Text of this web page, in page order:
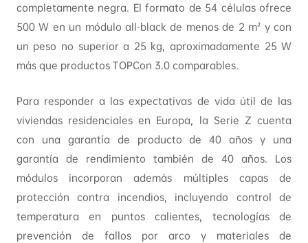
completamente negra. El formato de 54 células ofrece
500 W en un módulo all-black de menos de 2 m² y con
un peso no superior a 25 kg, aproximadamente 25 W
más que productos TOPCon 3.0 comparables.
Para responder a las expectativas de vida útil de las
viviendas residenciales en Europa, la Serie Z cuenta
con una garantía de producto de 40 años y una
garantía de rendimiento también de 40 años. Los
módulos incorporan además múltiples capas de
protección contra incendios, incluyendo control de
temperatura en puntos calientes, tecnologías de
prevención de fallos por arco y materiales de